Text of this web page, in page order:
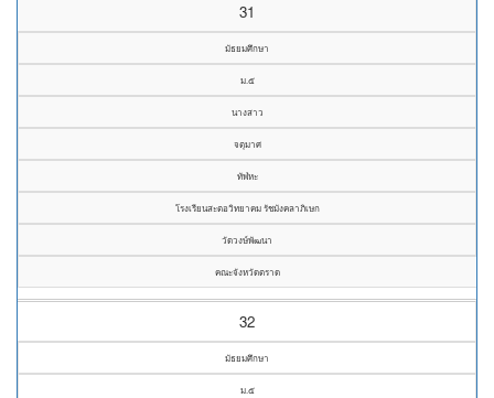
31
มัธยมศึกษา
ม.๕
นางสาว
จตุมาศ
ทัฬหะ
โรงเรียนสะตอวิทยาคม รัชมังคลาภิเษก
วัดวงษ์พัฒนา
คณะจังหวัดตราด
32
มัธยมศึกษา
ม.๕